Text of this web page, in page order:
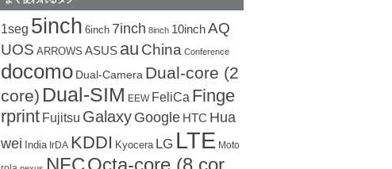
1seg 5inch 6inch 7inch 8inch 10inchAQ
UOS ARROWS ASUS au China Conference
docomo Dual-Camera Dual-core (2
core) Dual-SIM EEW FeliCa Finge
rprint Fujitsu Galaxy Google HTC Hua
wei India IrDA KDDI Kyocera LG LTE Moto
Octa-core (8 cor